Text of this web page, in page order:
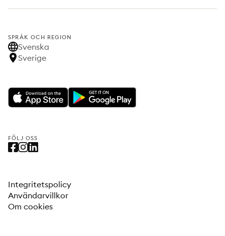
SPRÅK OCH REGION
Svenska
Sverige
FÖLJ OSS
Integritetspolicy
Användarvillkor
Om cookies